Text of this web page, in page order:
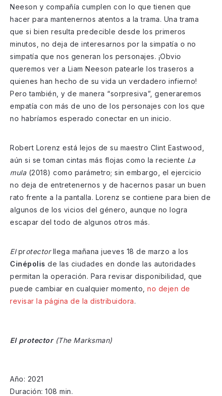
Neeson y compañía cumplen con lo que tienen que
hacer para mantenernos atentos a la trama. Una trama
que si bien resulta predecible desde los primeros
minutos, no deja de interesarnos por la simpatía o no
simpatía que nos generan los personajes. ¡Obvio
queremos ver a Liam Neeson patearle los traseros a
quienes han hecho de su vida un verdadero infierno!
Pero también, y de manera “sorpresiva”, generaremos
empatía con más de uno de los personajes con los que
no habríamos esperado conectar en un inicio.
Robert Lorenz está lejos de su maestro Clint Eastwood,
aún si se toman cintas más flojas como la reciente La
mula(2018) como parámetro; sin embargo, el ejercicio
no deja de entretenernos y de hacernos pasar un buen
rato frente a la pantalla. Lorenz se contiene para bien de
algunos de los vicios del género, aunque no logra
escapar del todo de algunos otros más.
Elprotectorllega mañana jueves 18 de marzo a los
Cinépolis de las ciudades en donde las autoridades
permitan la operación. Para revisar disponibilidad, que
puede cambiar en cualquier momento, no dejen de
revisar la página de la distribuidora.
El protector (The Marksman)
Año: 2021
Duración: 108 min.